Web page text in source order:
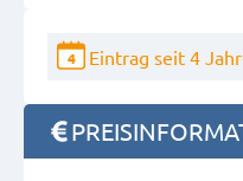
4 Eintrag seit 4